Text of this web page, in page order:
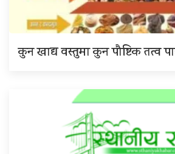
कुन खाद्य वस्तुमा कुन पौष्टिक तत्व